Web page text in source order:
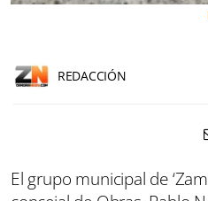
REDACCIÓN
El grupo municipal de